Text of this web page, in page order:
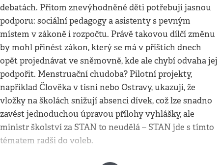
debatách. Přitom znevýhodněné děti potřebují jasnou
podporu: sociální pedagogy a asistenty s pevným
místem v zákoně i rozpočtu. Právě takovou dílčí změnu
by mohl přinést zákon, který se má v příštích dnech
opět projednávat ve sněmovně, kde ale chybí odvaha jej
podpořit. Menstruační chudoba? Pilotní projekty,
například Člověka v tísni nebo Ostravy, ukazují, že
vložky na školách snižují absenci dívek, což lze snadno
zavést jednoduchou úpravou přílohy vyhlášky, ale
ministr školství za STAN to neudělá – STAN jde s tímto
tématem radši do voleb.